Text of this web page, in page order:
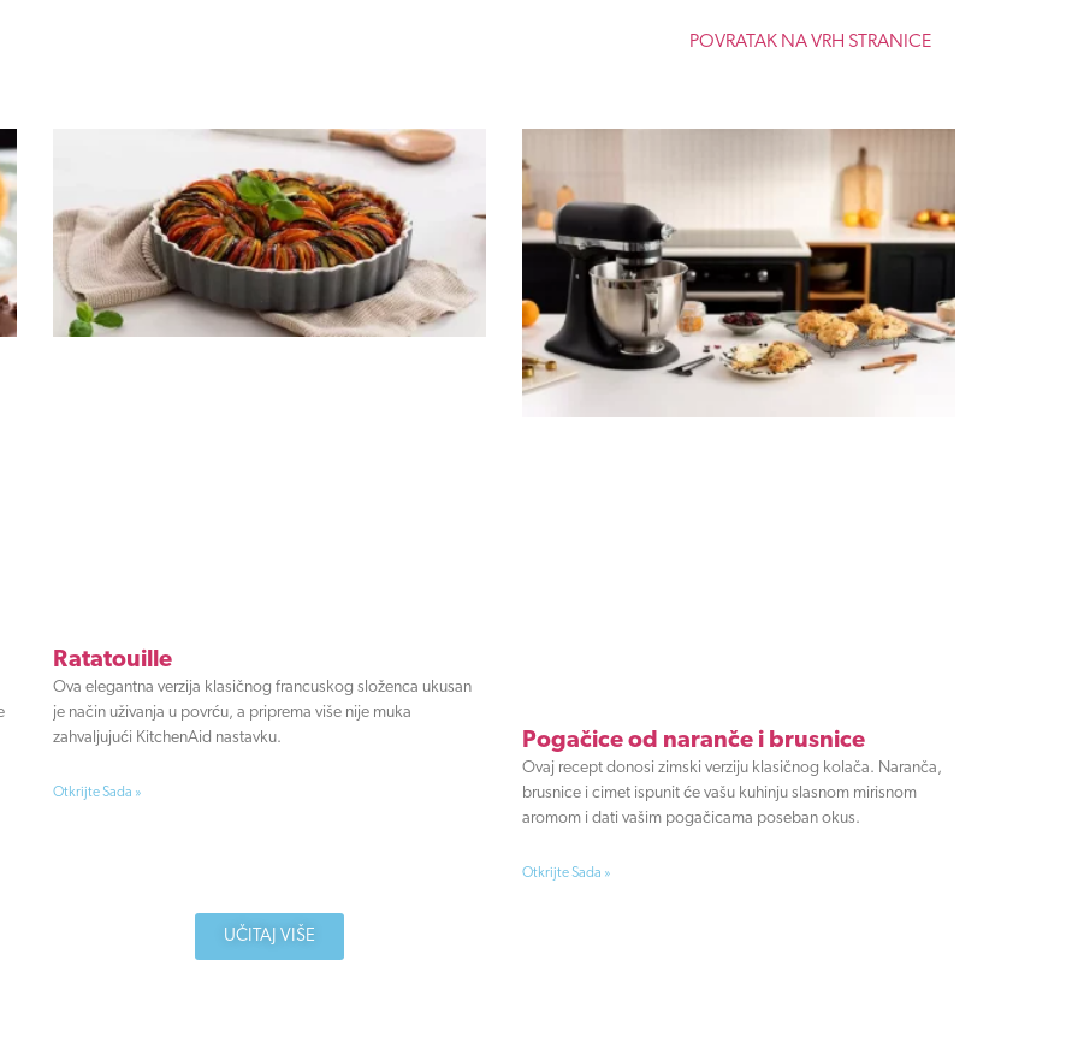
POVRATAK NA VRH STRANICE
Ratatouille
Ova elegantna verzija klasičnog francuskog složenca ukusan
je način uživanja u povrću, a priprema više nije muka
zahvaljujući KitchenAid nastavku.
Otkrijte Sada »
Pogačice od naranče i brusnice
Ovaj recept donosi zimski verziju klasičnog kolača. Naranča,
brusnice i cimet ispunit će vašu kuhinju slasnom mirisnom
aromom i dati vašim pogačicama poseban okus.
Otkrijte Sada »
UČITAJ VIŠE